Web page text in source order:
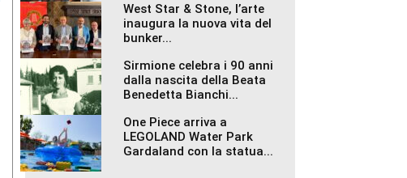
West Star & Stone, l’arte
inaugura la nuova vita del
bunker...
Sirmione celebra i 90 anni
dalla nascita della Beata
Benedetta Bianchi...
One Piece arriva a
LEGOLAND Water Park
Gardaland con la statua...